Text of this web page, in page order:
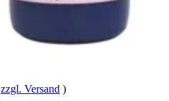
zzgl. Versand )